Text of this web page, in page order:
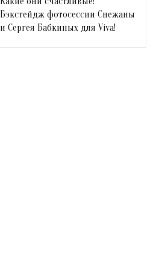
Бэкстейдж фотосессии Снежаны
и Сергея Бабкиных для Viva!